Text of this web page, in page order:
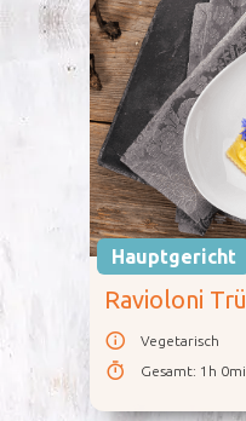
Hauptgericht
Ravioloni
Vegetarisch
Gesamt: 1h